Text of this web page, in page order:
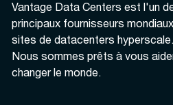
Vantage Data Centers est l'un
principaux fournisseurs
sites de datacenters hyperscale.
Nous sommes prêts à vous
changer le monde.